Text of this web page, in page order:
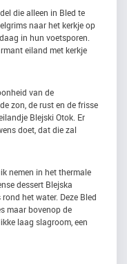
die alleen in Bled te
naar het kerkje op
in hun voetsporen.
eiland met kerkje
van de
zon, de rust en de frisse
Blejski Otok. Er
doet, dat die zal
nemen in het thermale
dessert Blejska
het water. Deze Bled
maar bovenop de
laag slagroom, een